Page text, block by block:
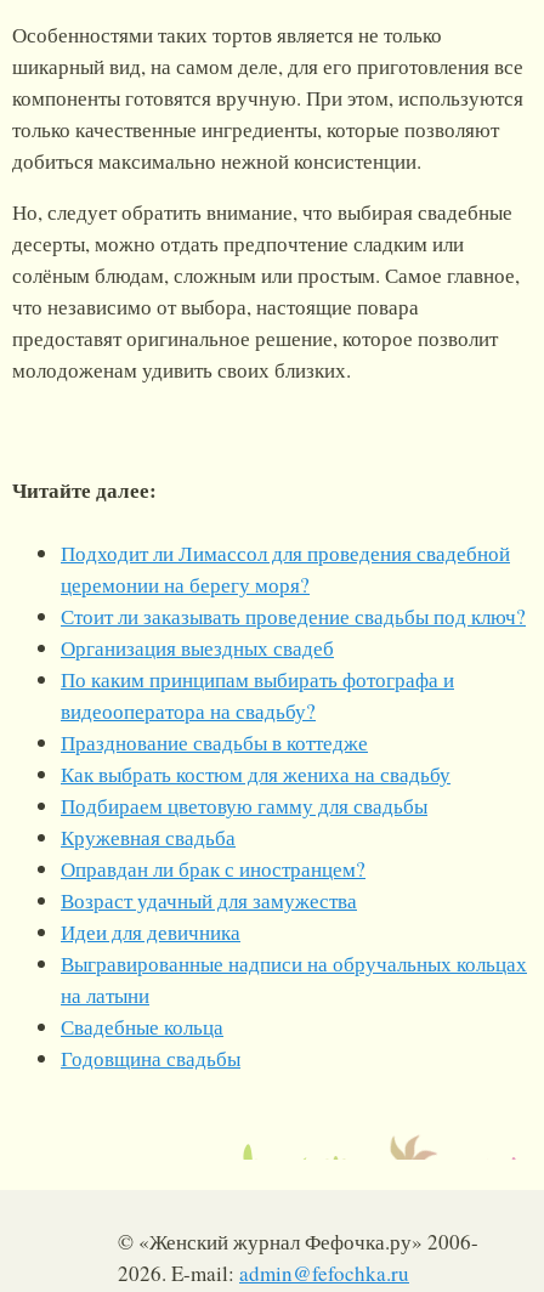
Особенностями таких тортов является не только
шикарный вид, на самом деле, для его приготовления все
компоненты готовятся вручную. При этом, используются
только качественные ингредиенты, которые позволяют
добиться максимально нежной консистенции.
Но, следует обратить внимание, что выбирая свадебные
десерты, можно отдать предпочтение сладким или
солёным блюдам, сложным или простым. Самое главное,
что независимо от выбора, настоящие повара
предоставят оригинальное решение, которое позволит
молодоженам удивить своих близких.
Читайте далее:
Подходит ли Лимассол для проведения свадебной
церемонии на берегу моря?
Стоит ли заказывать проведение свадьбы под ключ?
Организация выездных свадеб
По каким принципам выбирать фотографа и
видеооператора на свадьбу?
Празднование свадьбы в коттедже
Как выбрать костюм для жениха на свадьбу
Подбираем цветовую гамму для свадьбы
Кружевная свадьба
Оправдан ли брак с иностранцем?
Возраст удачный для замужества
Идеи для девичника
Выгравированные надписи на обручальных кольцах
на латыни
Свадебные кольца
Годовщина свадьбы
© «Женский журнал Фефочка.ру» 2006-
2026. E-mail: admin@fefochka.ru